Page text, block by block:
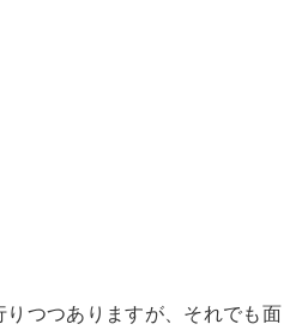
りつつありますが、それでも面